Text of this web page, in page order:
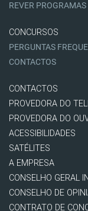
REVER PROGRAMAS
CONCURSOS
PERGUNTAS
CONTACTOS
CONTACTOS
PROVEDORA DO
PROVEDORA DO
ACESSIBILIDADES
SATÉLITES
A EMPRESA
CONSELHO GERAL
CONSELHO DE
CONTRATO DE